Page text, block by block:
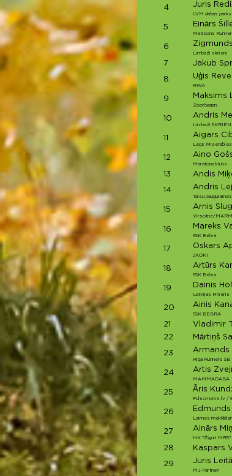
4 Juris
LVM dabas
5 Einārs
Matisons
6
Limbaži skrien!
7 Jakub
8 Uģis
RWA
9 Maksims
Zoorbagan
10 Andris
Limbaži SKRIEN
11 Aigars
Legs Miserables
12 Aino
Maratona klubs
13 Andis
14 Andris
Talsu
15 Arnis
Virsotne/
16 Mareks
SSK Bebra
17 Oskars
2KOKI
18 Artūrs
SSK Bebra
19 Dainis
Latvijas Finieris
20 Ainis
SSK BEBRA
21 Vladimir
22
Mārtiņš
23 Armands
Riga Runners SB
24 Artis
MAMMADABA
25 Āris
Pulsometrs.lv /
26 Edmunds
Laimes
27 Ainārs
HK "Žīguri MRS"
28 Kaspars
29 Juris
MJ-Partneri